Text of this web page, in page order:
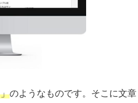
のようなものです。そこに文章